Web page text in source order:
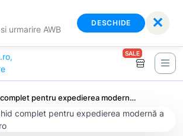
urmarire AWB
DESCHIDE ✕
SALE
Cheamă curier: ghid complet pentru expedierea modernă a coletelor prin woot.ro